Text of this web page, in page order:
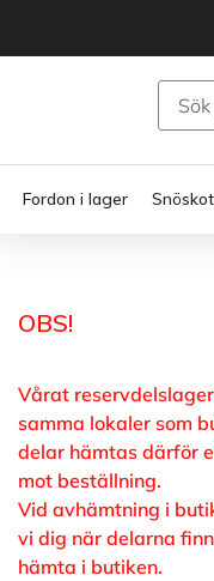
Fordon i lager
OBS!
Vårat
samma lokaler som
delar hämtas därför
mot beställning.
Vid avhämtning i
vi dig när delarna
hämta i butiken.